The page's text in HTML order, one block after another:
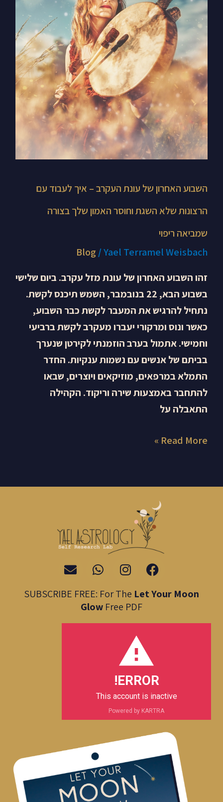
השבוע האחרון של עונת העקרב – איך לעבוד עם
הרצונות שלא השגת וחוסר האמון שלך בצורה
שמביאה ריפוי
Blog /Yael Terramel Weisbach
זהו השבוע האחרון של עונת מזל עקרב. ביום שלישי
בשבוע הבא, 22 בנובמבר, השמש תיכנס לקשת.
נתחיל להרגיש את המעבר לקשת כבר השבוע,
כאשר ונוס ומרקורי יעברו מעקרב לקשת ברביעי
וחמישי. אתמול בערב הוזמנתי לקירטן שנערך
בביתם של אנשים עם נשמות ענקיות. החדר
התמלא במרפאים, מוזיקאים ויוצרים, שבאו
להתחבר באמצעות שירה וריקוד. הקהילה
התאבלה על
של
עונת
העקרב
איך
לעבוד
עם
הרצונות
שלא
השגת
האמון
שמביאה
ריפוי
Read More »
F
a
c
e
o
k
I
n
s
t
a
g
a
m
W
h
a
t
s
a
E
n
v
e
o
SUBSCRIBE FREE: For The Let Your Moon
Glow Free PDF
ERROR!
This account is inactive
Powered by KARTRA